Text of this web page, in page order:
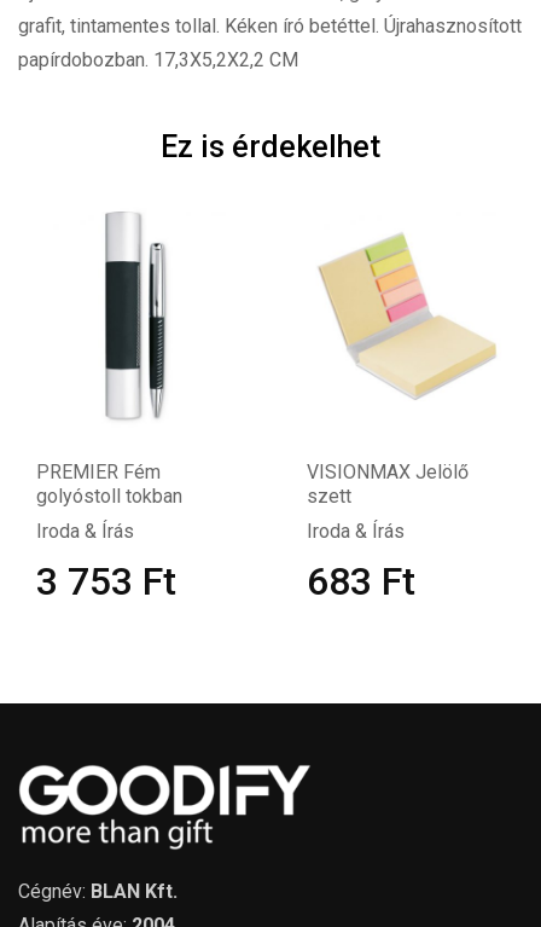
grafit, tintamentes tollal. Kéken író betéttel. Újrahasznosított
papírdobozban. 17,3X5,2X2,2 CM
Ez is érdekelhet
PREMIER Fém
golyóstoll tokban
Iroda & Írás
3 753 Ft
VISIONMAX Jelölő
szett
Iroda & Írás
683 Ft
Cégnév: BLAN Kft.